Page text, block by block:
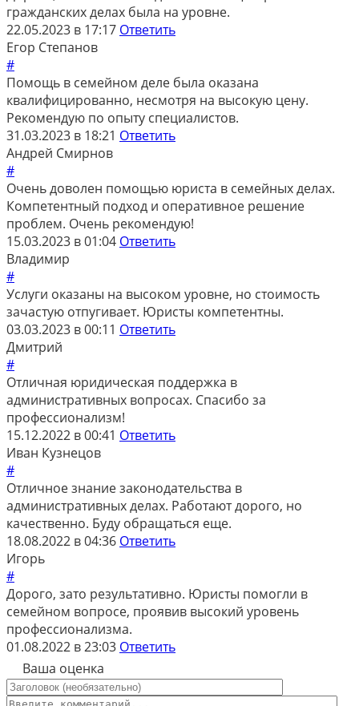
гражданских делах была на уровне.
22.05.2023 в 17:17 Ответить
Егор Степанов
#
Помощь в семейном деле была оказана
квалифицированно, несмотря на высокую цену.
Рекомендую по опыту специалистов.
31.03.2023 в 18:21 Ответить
Андрей Смирнов
#
Очень доволен помощью юриста в семейных делах.
Компетентный подход и оперативное решение
проблем. Очень рекомендую!
15.03.2023 в 01:04 Ответить
Владимир
#
Услуги оказаны на высоком уровне, но стоимость
зачастую отпугивает. Юристы компетентны.
03.03.2023 в 00:11 Ответить
Дмитрий
#
Отличная юридическая поддержка в
административных вопросах. Спасибо за
профессионализм!
15.12.2022 в 00:41 Ответить
Иван Кузнецов
#
Отличное знание законодательства в
административных делах. Работают дорого, но
качественно. Буду обращаться еще.
18.08.2022 в 04:36 Ответить
Игорь
#
Дорого, зато результативно. Юристы помогли в
семейном вопросе, проявив высокий уровень
профессионализма.
01.08.2022 в 23:03 Ответить
Ваша оценка